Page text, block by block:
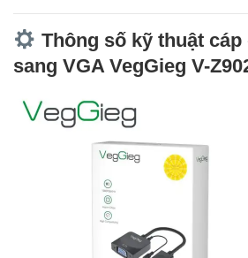
Thông số kỹ thuật cáp
sang VGA VegGieg V-